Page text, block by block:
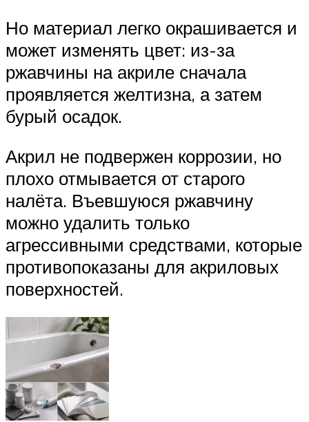
Но материал легко окрашивается и
может изменять цвет: из-за
ржавчины на акриле сначала
проявляется желтизна, а затем
бурый осадок.
Акрил не подвержен коррозии, но
плохо отмывается от старого
налёта. Въевшуюся ржавчину
можно удалить только
агрессивными средствами, которые
противопоказаны для акриловых
поверхностей.